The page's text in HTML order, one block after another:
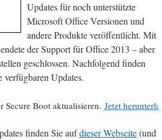
Updates für noch unterstützte
Microsoft Office Versionen und
andere Produkte veröffentlicht. Mit
der Support für Office 2013 – aber
geschlossen. Nachfolgend finden
verfügbaren Updates.
Boot aktualisieren. Jetzt
finden Sie aufdieser Webseite(und